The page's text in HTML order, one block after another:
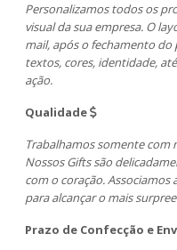
Personalizamos todos os
visual da sua empresa. O
mail, após o fechamento do
textos, cores, identidade,
ação.
Qualidade
Trabalhamos somente com
Nossos Gifts são
com o coração. Associamos
para alcançar o mais
Prazo de Confecção e